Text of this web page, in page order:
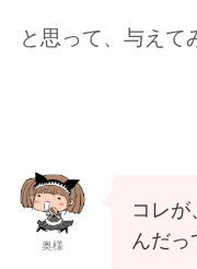
と思って、与えて
奥様
コレが
んだ